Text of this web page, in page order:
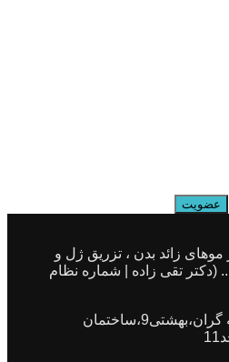
موهای زائد بدن ، تزریق ژل و
تقی زاده | شماره نظام
گیلان ، لاهیجان ، شیشه گران،بهشتی9،ساختمان